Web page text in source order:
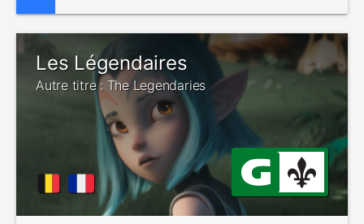
Les Légendaires
Autre titre : The Legendaries